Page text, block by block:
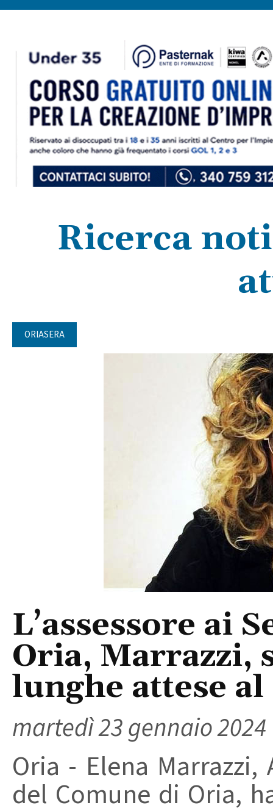
Ricerca
ORIASERA
L’assessore ai
Oria, Marrazzi,
lunghe attese
martedì 23 gennaio 2024
Oria - Elena Marrazzi,
del Comune di Oria,